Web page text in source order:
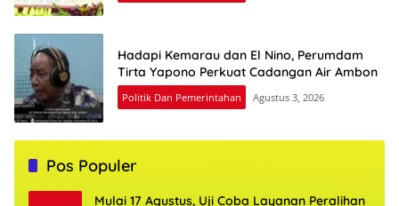
Hadapi Kemarau dan El Nino, Perumdam
Tirta Yapono Perkuat Cadangan Air Ambon
Politik Dan Pemerintahan Agustus 3, 2026
Pos Populer
Mulai 17 Agustus, Uji Coba Layanan Peralihan